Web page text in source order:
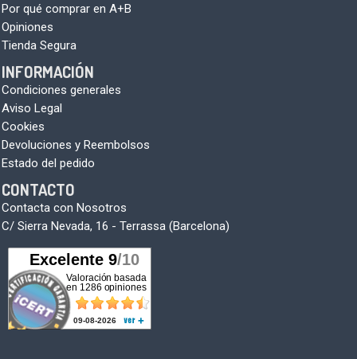
Por qué comprar en A+B
Opiniones
Tienda Segura
INFORMACIÓN
Condiciones generales
Aviso Legal
Cookies
Devoluciones y Reembolsos
Estado del pedido
CONTACTO
Contacta con Nosotros
C/ Sierra Nevada, 16 - Terrassa (Barcelona)